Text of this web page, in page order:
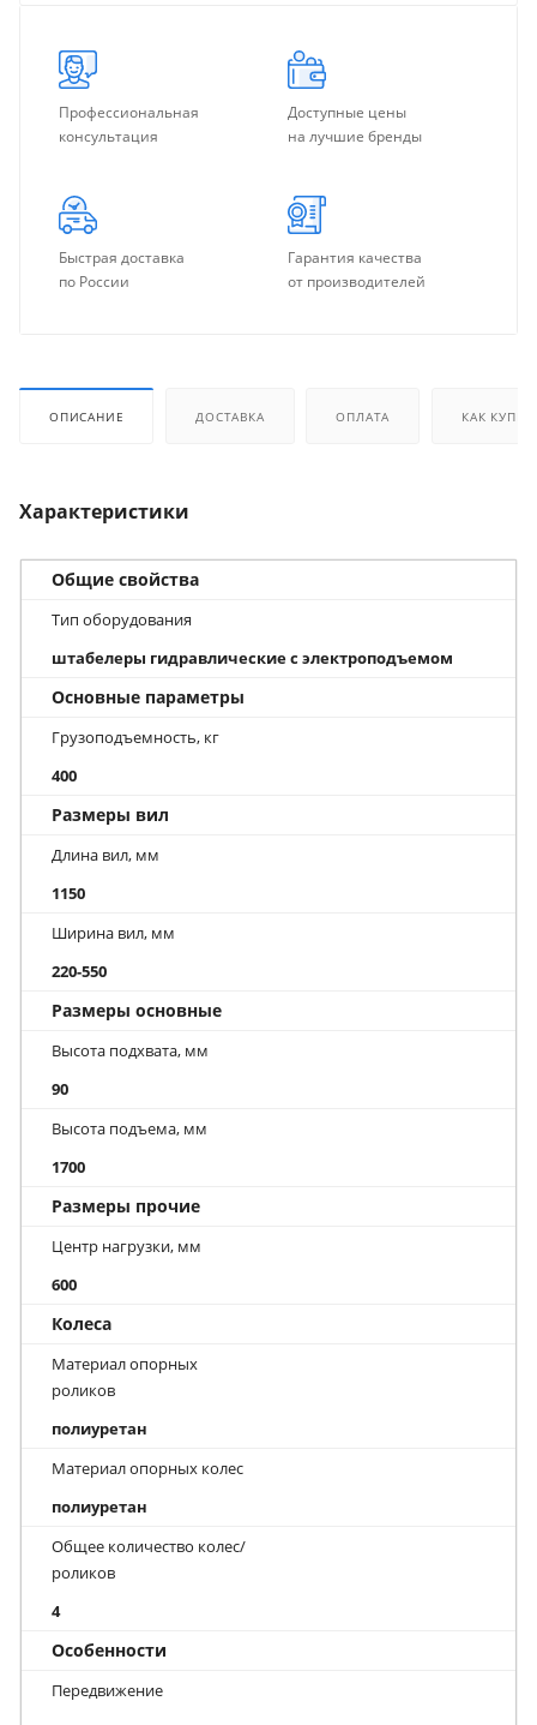
Профессиональная
консультация
Доступные цены
на лучшие бренды
Быстрая доставка
по России
Гарантия качества
от производителей
ОПИСАНИЕ ДОСТАВКА ОПЛАТА КАК
Характеристики
Общие свойства
Тип оборудования
штабелеры гидравлические с электроподъемом
Основные параметры
Грузоподъемность, кг
400
Размеры вил
Длина вил, мм
1150
Ширина вил, мм
220-550
Размеры основные
Высота подхвата, мм
90
Высота подъема, мм
1700
Размеры прочие
Центр нагрузки, мм
600
Колеса
Материал опорных
роликов
полиуретан
Материал опорных колес
полиуретан
Общее количество колес/
роликов
4
Особенности
Передвижение